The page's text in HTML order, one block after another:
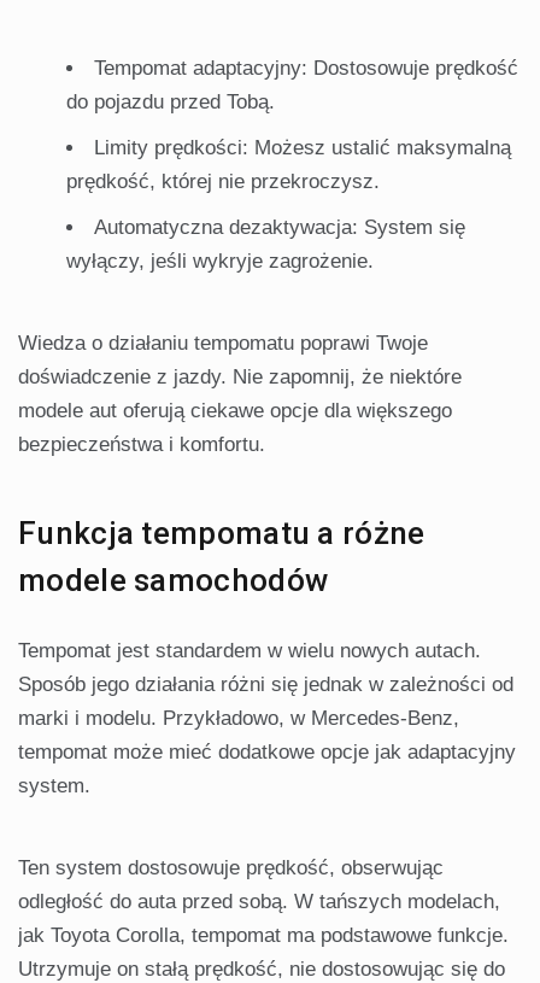
Tempomat adaptacyjny: Dostosowuje prędkość
do pojazdu przed Tobą.
Limity prędkości: Możesz ustalić maksymalną
prędkość, której nie przekroczysz.
Automatyczna dezaktywacja: System się
wyłączy, jeśli wykryje zagrożenie.
Wiedza o działaniu tempomatu poprawi Twoje
doświadczenie z jazdy. Nie zapomnij, że niektóre
modele aut oferują ciekawe opcje dla większego
bezpieczeństwa i komfortu.
Funkcja tempomatu a różne
modele samochodów
Tempomat jest standardem w wielu nowych autach.
Sposób jego działania różni się jednak w zależności od
marki i modelu. Przykładowo, w Mercedes-Benz,
tempomat może mieć dodatkowe opcje jak adaptacyjny
system.
Ten system dostosowuje prędkość, obserwując
odległość do auta przed sobą. W tańszych modelach,
jak Toyota Corolla, tempomat ma podstawowe funkcje.
Utrzymuje on stałą prędkość, nie dostosowując się do